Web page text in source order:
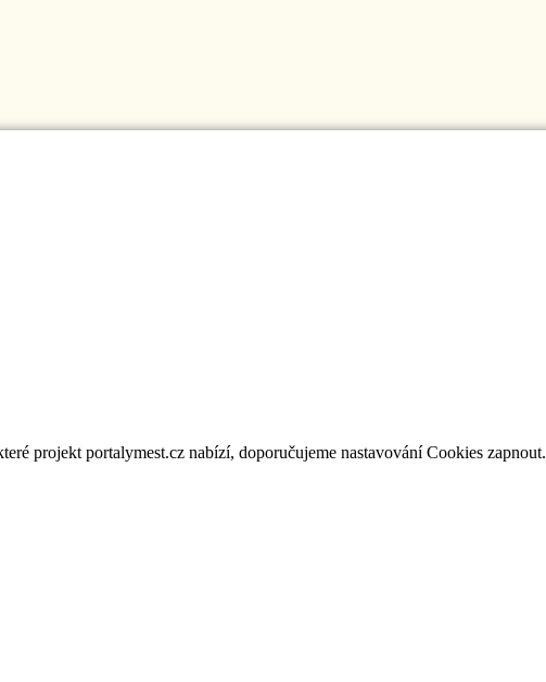
projekt portalymest.cz nabízí, doporučujeme nastavování Cookies zapnout.